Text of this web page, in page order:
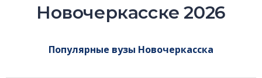
Новочеркасске 2026
Популярные вузы Новочеркасска